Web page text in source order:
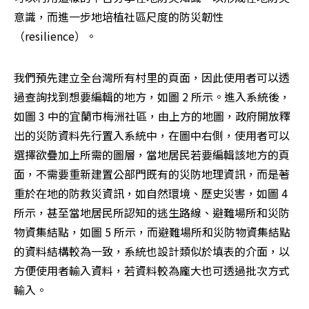
意識，而進一步地培植社區尺度的防災韌性
（resilience）。
我們預先建立全台灣所有村里的頁面，因此使用者可以透
過查詢找到想要編輯的地方，如圖 2 所示。進入系統後，
如圖 3 中的宜蘭市梅洲社區，由上方的地圖，政府開放釋
出的災防資料先行置入系統中，在圖中右側，使用者可以
選擇欲疊加上所需的圖層，當地居民若要編輯該地方的頁
面，不需要重新建置公部門既有的災防地理資訊，而是著
重於在地的防救災資訊，如自然環境、歷史災害，如圖 4
所示，甚至當地居民所認知的逃生路線、避難場所和災防
物資集結點，如圖 5 所示，而避難場所和災防物資集結點
的資料結構較為一致，系統也設計類似於填表的介面，以
方便使用者輸入資料，若資料較為龐大也可透過批次方式
輸入。